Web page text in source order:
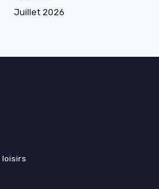
Juillet 2026
loisirs